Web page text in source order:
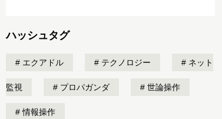
ハッシュタグ
エクアドル テクノロジー ネット
監視 プロパガンダ 世論操作
情報操作